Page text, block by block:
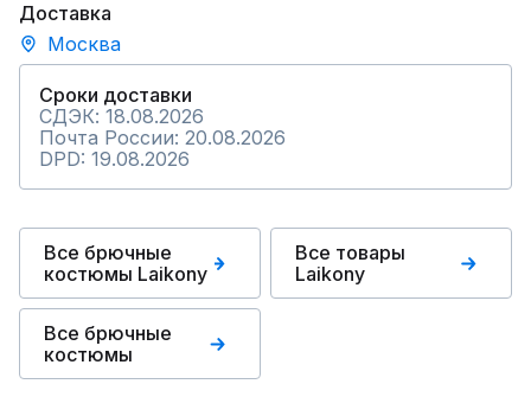
Доставка
Москва
Сроки доставки
СДЭК: 18.08.2026
Почта России: 20.08.2026
DPD: 19.08.2026
Все брючные
костюмы Laikony
Все товары
Laikony
Все брючные
костюмы